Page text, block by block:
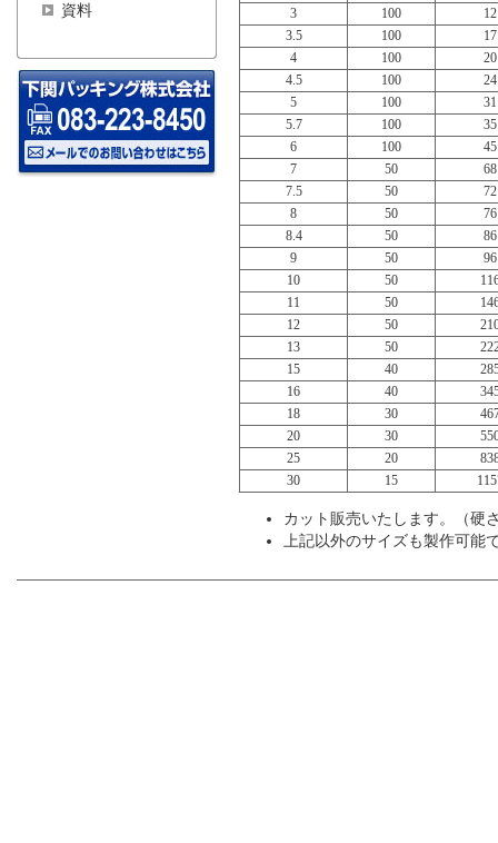
資料
3
100
12
3.5
100
17
4
100
20
4.5
100
24
5
100
31
5.7
100
35
6
100
45
7
50
68
7.5
50
72
8
50
76
8.4
50
86
9
50
96
10
50
11
50
12
50
13
50
15
40
16
40
18
30
20
30
25
20
30
15
カット販売いたします。（硬
上記以外のサイズも製作可能